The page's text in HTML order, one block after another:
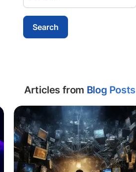
Articles from Blog Posts